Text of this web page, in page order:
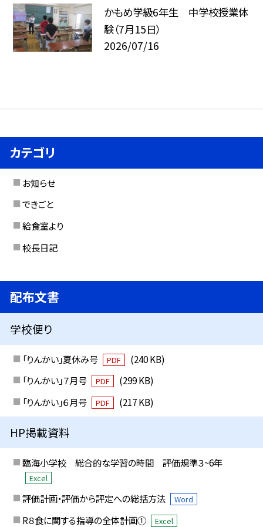
かもめ学級6年生 中学校授業体
験（7月15日）
2026/07/16
カテゴリ
お知らせ
できごと
給食室より
校長日記
配布文書
学校便り
「りんかい」夏休み号 PDF
(240 KB)
「りんかい」７月号
PDF
(299 KB)
「りんかい」６月号
PDF (217 KB)
HP掲載資料
臨海小学校 総合的な学習の時間 評価規準３~6年
Excel
評価計画・評価から評定への総括方法 Word
R８食に関する指導の全体計画① Excel